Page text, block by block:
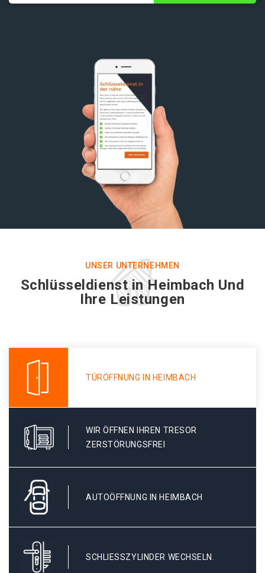
UNSER UNTERNEHMEN
Schlüsseldienst in Heimbach Und
Ihre Leistungen
TÜRÖFFNUNG IN HEIMBACH
WIR ÖFFNEN IHREN TRESOR
ZERSTÖRUNGSFREI
AUTOÖFFNUNG IN HEIMBACH
SCHLIESSZYLINDER WECHSELN.